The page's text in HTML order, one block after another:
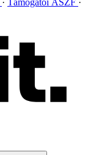
Támogatói ÁSZF